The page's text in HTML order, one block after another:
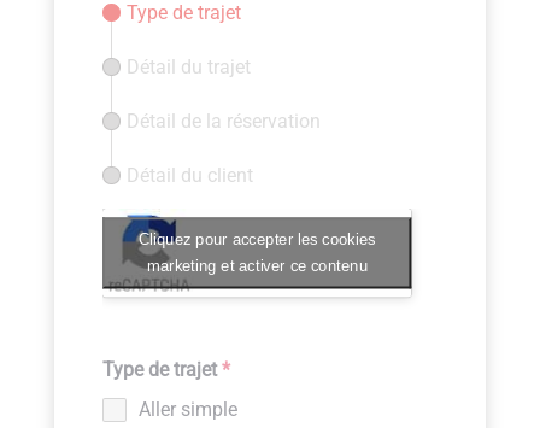
Type de trajet
Détail du trajet
Détail de la réservation
Détail du client
Cliquez pour accepter les cookies
marketing et activer ce contenu
Type de trajet*
Aller simple